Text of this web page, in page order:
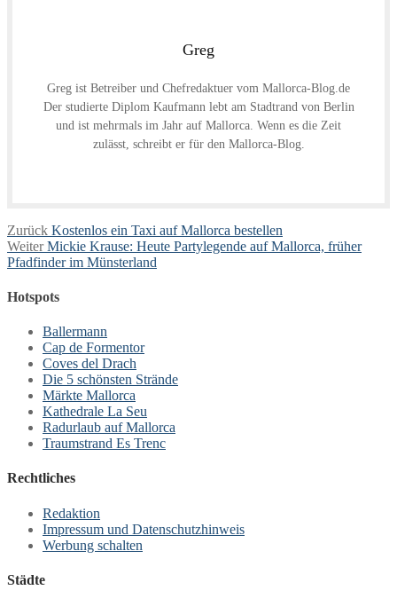
Greg
Greg ist Betreiber und Chefredaktuer vom Mallorca-Blog.de
Der studierte Diplom Kaufmann lebt am Stadtrand von Berlin
und ist mehrmals im Jahr auf Mallorca. Wenn es die Zeit
zulässt, schreibt er für den Mallorca-Blog.
Beitragsnavigation
Zurück Vorheriger
Beitrag:
Kostenlos ein Taxi auf Mallorca bestellen
Weiter Nächster
Beitrag:
Mickie Krause: Heute Partylegende auf Mallorca, früher
Pfadfinder im Münsterland
Hotspots
Ballermann
Cap de Formentor
Coves del Drach
Die 5 schönsten Strände
Märkte Mallorca
Kathedrale La Seu
Radurlaub auf Mallorca
Traumstrand Es Trenc
Rechtliches
Redaktion
Impressum und Datenschutzhinweis
Werbung schalten
Städte